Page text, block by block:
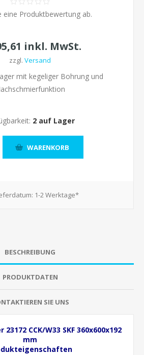
eine Produktbewertung ab.
inkl. MwSt.
zzgl. Versand
mit kegeliger Bohrung und
2 auf Lager
1-2 Werktage*
BESCHREIBUNG
PRODUKTDATEN
SIE UNS
CCK/W33 SKF 360x600x192
mm